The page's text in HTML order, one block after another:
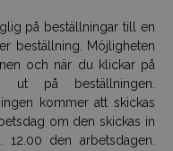
på beställningar till en
beställning. Möjligheten
och när du klickar på
ut på beställningen.
kommer att skickas
om den skickas in
den arbetsdagen.